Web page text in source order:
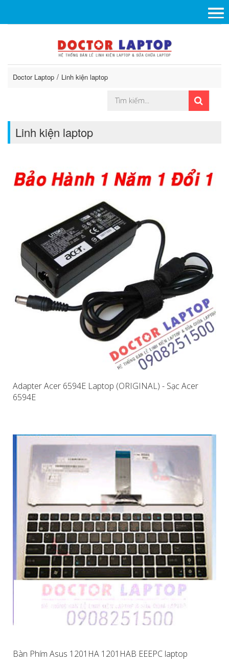
Doctor Laptop Linh kiện laptop
Linh kiện laptop
Adapter Acer 6594E Laptop (ORIGINAL) - Sạc Acer
6594E
Bàn Phím Asus 1201HA 1201HAB EEEPC laptop